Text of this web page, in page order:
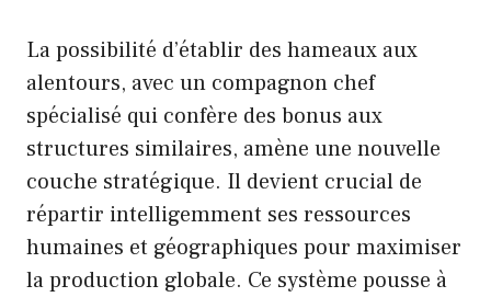
La possibilité d’établir des hameaux aux
alentours, avec un compagnon chef
spécialisé qui confère des bonus aux
structures similaires, amène une nouvelle
couche stratégique. Il devient crucial de
répartir intelligemment ses ressources
humaines et géographiques pour maximiser
la production globale. Ce système pousse à